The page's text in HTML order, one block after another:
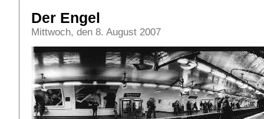
Der Engel
Mittwoch, den 8. August 2007